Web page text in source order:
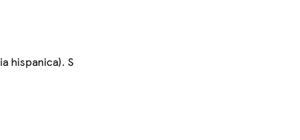
hispanica). S